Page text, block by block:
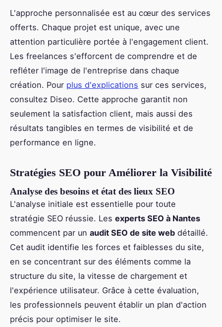
L'approche personnalisée est au cœur des services
offerts. Chaque projet est unique, avec une
attention particulière portée à l'engagement client.
Les freelances s'efforcent de comprendre et de
refléter l'image de l'entreprise dans chaque
création. Pour plus d'explications sur ces services,
consultez Diseo. Cette approche garantit non
seulement la satisfaction client, mais aussi des
résultats tangibles en termes de visibilité et de
performance en ligne.
Stratégies SEO pour Améliorer la Visibilité
Analyse des besoins et état des lieux SEO
L'analyse initiale est essentielle pour toute
stratégie SEO réussie. Les experts SEO à Nantes
commencent par un audit SEO de site web détaillé.
Cet audit identifie les forces et faiblesses du site,
en se concentrant sur des éléments comme la
structure du site, la vitesse de chargement et
l'expérience utilisateur. Grâce à cette évaluation,
les professionnels peuvent établir un plan d'action
précis pour optimiser le site.